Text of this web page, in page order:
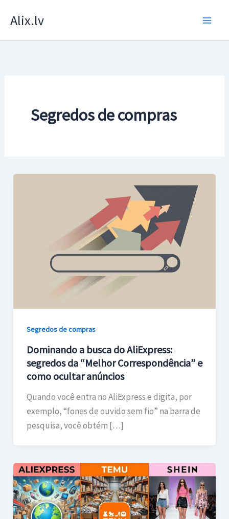
Alix.lv
Segredos de compras
Segredos de compras
Dominando a busca do AliExpress:
segredos da “Melhor Correspondência” e
como ocultar anúncios
Quando você entra no AliExpress e digita, por
exemplo, “fones de ouvido sem fio” na barra de
pesquisa, você obtém […]